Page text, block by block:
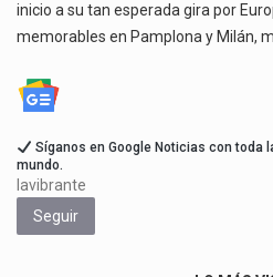
inicio a su tan esperada gira por
memorables en Pamplona y Milán,
Síganos en Google Noticias con toda
mundo.
lavibrante
Seguir